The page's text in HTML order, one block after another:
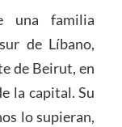
una familia
de Líbano,
de Beirut, en
la capital. Su
lo supieran,